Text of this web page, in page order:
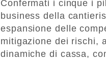
Confermati i cinque i
business della
espansione delle
mitigazione dei rischi,
dinamiche di cassa,